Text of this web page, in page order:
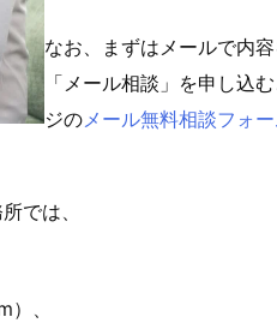
なお、まずはメールで内
「メール相談」を申し込
ジのメール無料相談フォ
では、
、